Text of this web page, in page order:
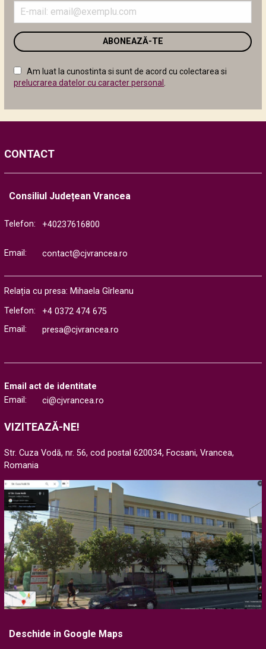
adresa
email
în
următor
Am luat la cunostinta si sunt de acord cu colectarea si
prelucrarea datelor cu caracter personal
CONTACT
Consiliul Județean Vrancea
Telefon: +40237616800
Email: contact@cjvrancea.ro
Relația cu presa: Mihaela Gîrleanu
Telefon:
+4 0372 474 675
Email:
presa@cjvrancea.ro
Email act de identitate
Email:
ci@cjvrancea.ro
VIZITEAZĂ-NE!
Str. Cuza Vodă, nr. 56, cod postal 620034, Focsani, Vrancea,
Romania
Deschide in Google Maps